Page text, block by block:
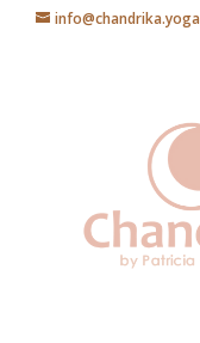
info@chandrika.yoga